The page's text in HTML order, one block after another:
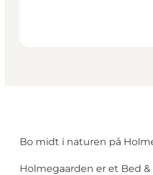
Bo midt i naturen på
Holmegaarden er et Bed